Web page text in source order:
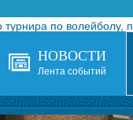
по волейболу,
в Казахстане»
епархией Русской
на 2026-
явления
НОВОСТИ
Лента событий